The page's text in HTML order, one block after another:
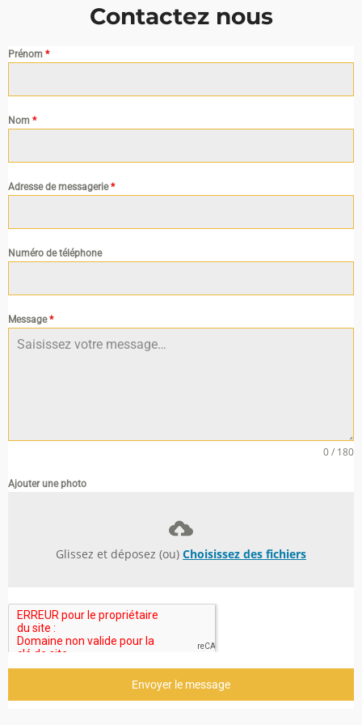
Contactez nous
Prénom *
Nom *
Adresse de messagerie*
Numéro de téléphone
Message*
0 / 180
Ajouter une photo
Glissez et déposez (ou) Choisissez des fichiers
Envoyer le message